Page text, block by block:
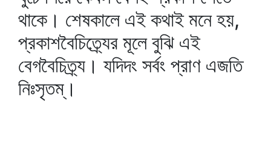
থাকে। শেষকালে এই কথাই মনে হয়,
প্রকাশবৈচিত্র্যের মূলে বুঝি এই
বেগবৈচিত্র্য। যদিদং সর্বং প্রাণ এজতি
নিঃসৃতম্‌।